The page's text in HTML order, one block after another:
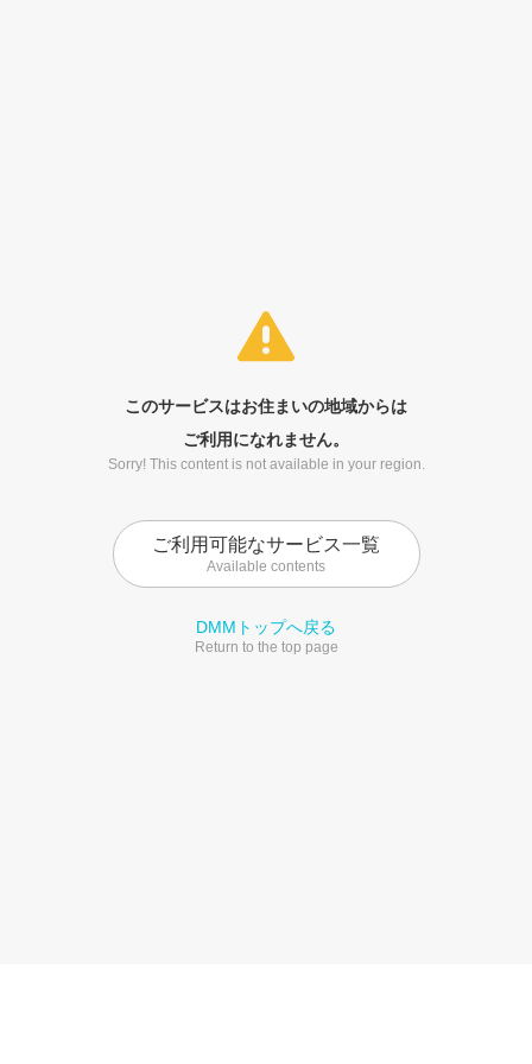
このサービスはお住まいの地域からは
ご利用になれません。
Sorry! This content is not available in your region.
ご利用可能なサービス一覧
Available contents
DMMトップへ戻る
Return to the top page